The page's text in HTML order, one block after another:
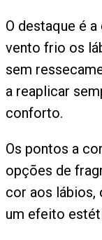
O destaque é
vento frio os
sem
a reaplicar
conforto.
Os pontos a
opções de
cor aos lábios,
um efeito